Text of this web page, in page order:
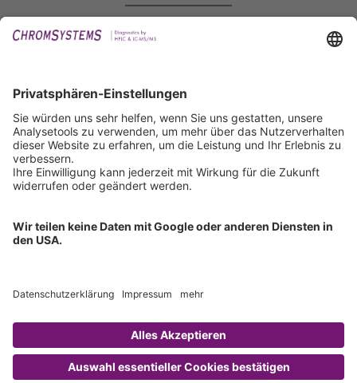
IFU anfordern
Zertifizierungen
ISO 9001 Zertifikat